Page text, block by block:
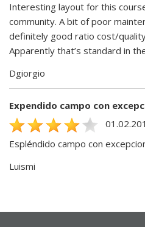
Interesting layout for this
community. A bit of poor
definitely good ratio cost/
Apparently that’s standard in
Dgiorgio
Expendido campo con
Espléndido campo con
Luismi